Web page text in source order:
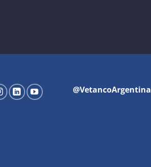
@VetancoArgentina